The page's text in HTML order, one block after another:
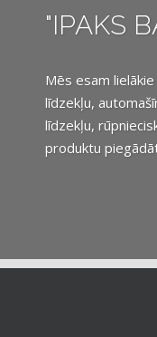
"IPAKS
Mēs esam
līdzekļu,
līdzekļu,
produktu